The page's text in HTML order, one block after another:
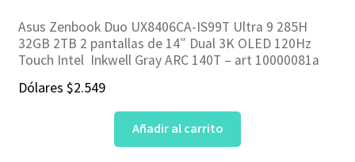
Asus Zenbook Duo UX8406CA-IS99T Ultra 9 285H
32GB 2TB 2 pantallas de 14″ Dual 3K OLED 120Hz
Touch Intel Inkwell Gray ARC 140T – art 10000081a
Dólares $2.549
Añadir al carrito